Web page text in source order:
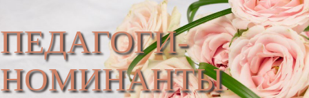
ПЕДАГОГИ-
НОМИНАНТЫ